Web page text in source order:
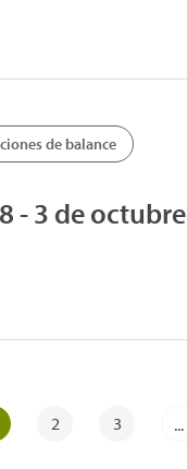
de balance
- 3 de octubre
2 3 ...